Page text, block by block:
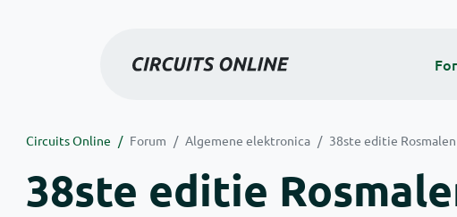
Circuits Online Forum Algemene elektronica 38ste editie
38ste editie